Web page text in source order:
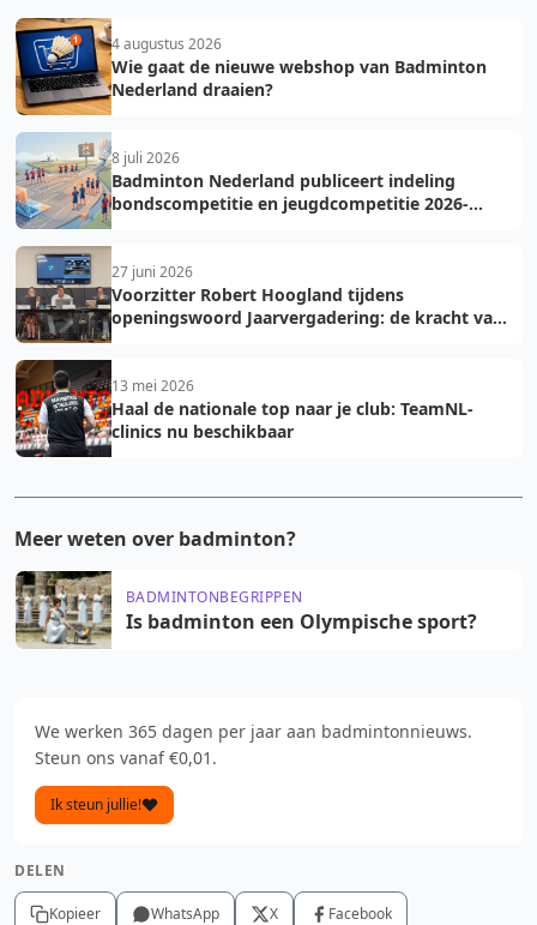
4 augustus 2026
Wie gaat de nieuwe webshop van Badminton
Nederland draaien?
8 juli 2026
Badminton Nederland publiceert indeling
bondscompetitie en jeugdcompetitie 2026-
27 juni 2026
Voorzitter Robert Hoogland tijdens
openingswoord Jaarvergadering: de kracht van
13 mei 2026
Haal de nationale top naar je club: TeamNL-
clinics nu beschikbaar
Meer weten over badminton?
BADMINTONBEGRIPPEN
Is badminton een Olympische sport?
We werken 365 dagen per jaar aan badmintonnieuws.
Steun ons vanaf €0,01.
Ik steun jullie!
DELEN
Kopieer WhatsApp X Facebook